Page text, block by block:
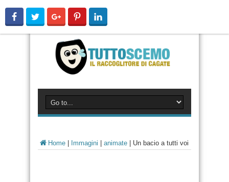
Home Immagini animate Un bacio a tutti voi